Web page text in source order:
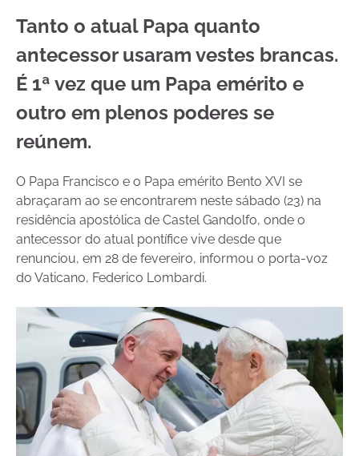
Tanto o atual Papa quanto
antecessor usaram vestes brancas.
É 1ª vez que um Papa emérito e
outro em plenos poderes se
reúnem.
O Papa Francisco e o Papa emérito Bento XVI se
abraçaram ao se encontrarem neste sábado (23) na
residência apostólica de Castel Gandolfo, onde o
antecessor do atual pontífice vive desde que
renunciou, em 28 de fevereiro, informou o porta-voz
do Vaticano, Federico Lombardi.